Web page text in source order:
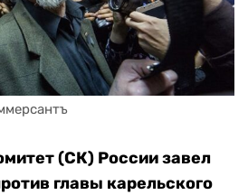
(СК) России завел
главы карельского